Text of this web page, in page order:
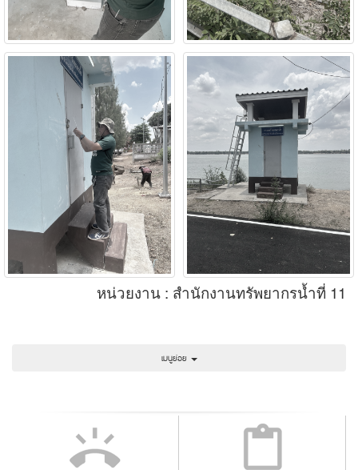
หน่วยงาน : สำนักงานทรัพยากรน้ำที่ 11
เมนูย่อย